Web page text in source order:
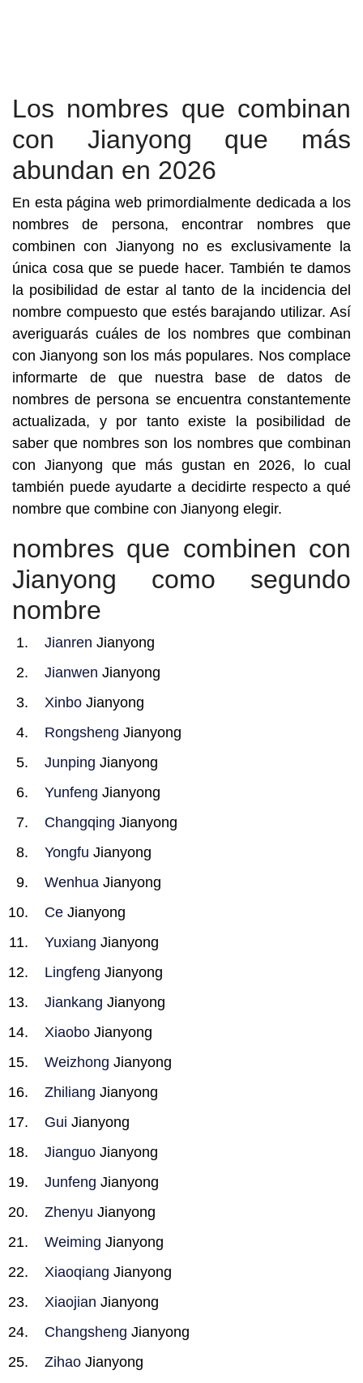
Los nombres que combinan
con Jianyong que más
abundan en 2026
En esta página web primordialmente dedicada a los
nombres de persona, encontrar nombres que
combinen con Jianyong no es exclusivamente la
única cosa que se puede hacer. También te damos
la posibilidad de estar al tanto de la incidencia del
nombre compuesto que estés barajando utilizar. Así
averiguarás cuáles de los nombres que combinan
con Jianyong son los más populares. Nos complace
informarte de que nuestra base de datos de
nombres de persona se encuentra constantemente
actualizada, y por tanto existe la posibilidad de
saber que nombres son los nombres que combinan
con Jianyong que más gustan en 2026, lo cual
también puede ayudarte a decidirte respecto a qué
nombre que combine con Jianyong elegir.
nombres que combinen con
Jianyong como segundo
nombre
Jianren Jianyong
Jianwen Jianyong
Xinbo Jianyong
Rongsheng Jianyong
Junping Jianyong
Yunfeng Jianyong
Changqing Jianyong
Yongfu Jianyong
Wenhua Jianyong
Ce Jianyong
Yuxiang Jianyong
Lingfeng Jianyong
Jiankang Jianyong
Xiaobo Jianyong
Weizhong Jianyong
Zhiliang Jianyong
Gui Jianyong
Jianguo Jianyong
Junfeng Jianyong
Zhenyu Jianyong
Weiming Jianyong
Xiaoqiang Jianyong
Xiaojian Jianyong
Changsheng Jianyong
Zihao Jianyong